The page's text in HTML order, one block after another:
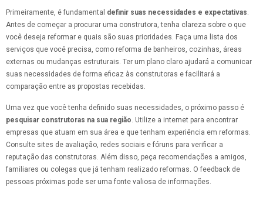
Primeiramente, é fundamental definir suas necessidades e expectativas.
Antes de começar a procurar uma construtora, tenha clareza sobre o que
você deseja reformar e quais são suas prioridades. Faça uma lista dos
serviços que você precisa, como reforma de banheiros, cozinhas, áreas
externas ou mudanças estruturais. Ter um plano claro ajudará a comunicar
suas necessidades de forma eficaz às construtoras e facilitará a
comparação entre as propostas recebidas.
Uma vez que você tenha definido suas necessidades, o próximo passo é
pesquisar construtoras na sua região. Utilize a internet para encontrar
empresas que atuam em sua área e que tenham experiência em reformas.
Consulte sites de avaliação, redes sociais e fóruns para verificar a
reputação das construtoras. Além disso, peça recomendações a amigos,
familiares ou colegas que já tenham realizado reformas. O feedback de
pessoas próximas pode ser uma fonte valiosa de informações.